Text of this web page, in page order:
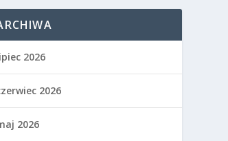
2026
2026
2026